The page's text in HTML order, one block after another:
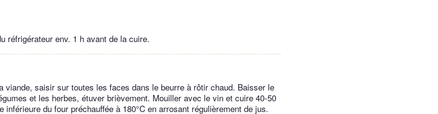
réfrigérateur env. 1 h avant de la cuire.
viande, saisir sur toutes les faces dans le beurre à rôtir chaud. Baisser le
et les herbes, étuver brièvement. Mouiller avec le vin et cuire 40-50
inférieure du four préchauffée à 180°C en arrosant régulièrement de jus.